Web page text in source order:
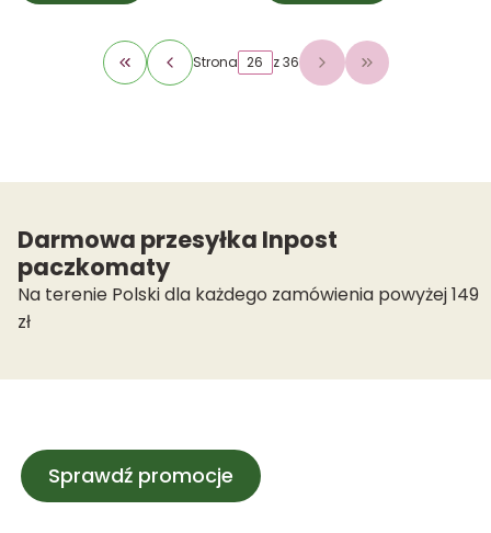
Wróć do pierwszej strony z produktami
Strona z 36 Przejdź do
Darmowa przesyłka Inpost
paczkomaty
Na terenie Polski dla każdego zamówienia powyżej 149
zł
Sprawdź promocje